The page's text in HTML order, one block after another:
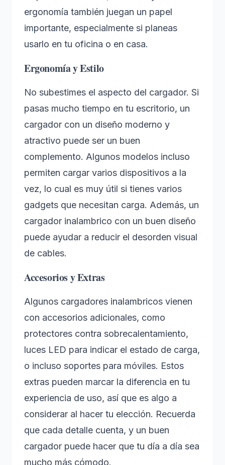
ergonomía también juegan un papel
importante, especialmente si planeas
usarlo en tu oficina o en casa.
Ergonomía y Estilo
No subestimes el aspecto del cargador. Si
pasas mucho tiempo en tu escritorio, un
cargador con un diseño moderno y
atractivo puede ser un buen
complemento. Algunos modelos incluso
permiten cargar varios dispositivos a la
vez, lo cual es muy útil si tienes varios
gadgets que necesitan carga. Además, un
cargador inalambrico con un buen diseño
puede ayudar a reducir el desorden visual
de cables.
Accesorios y Extras
Algunos cargadores inalambricos vienen
con accesorios adicionales, como
protectores contra sobrecalentamiento,
luces LED para indicar el estado de carga,
o incluso soportes para móviles. Estos
extras pueden marcar la diferencia en tu
experiencia de uso, así que es algo a
considerar al hacer tu elección. Recuerda
que cada detalle cuenta, y un buen
cargador puede hacer que tu día a día sea
mucho más cómodo.